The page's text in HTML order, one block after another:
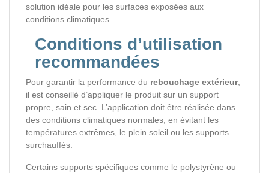
solution idéale pour les surfaces exposées aux
conditions climatiques.
Conditions d’utilisation
recommandées
Pour garantir la performance du rebouchage extérieur,
il est conseillé d’appliquer le produit sur un support
propre, sain et sec. L’application doit être réalisée dans
des conditions climatiques normales, en évitant les
températures extrêmes, le plein soleil ou les supports
surchauffés.
Certains supports spécifiques comme le polystyrène ou